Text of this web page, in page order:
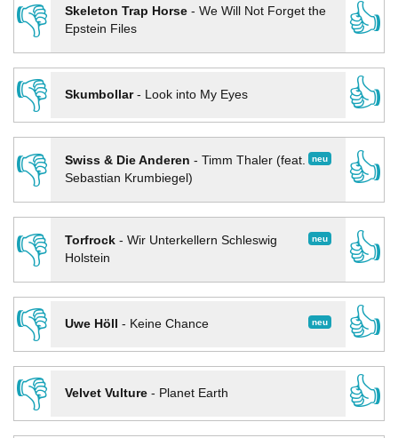
👎
Skeleton Trap Horse- We Will Not Forget the
Epstein Files
👍
👎
Skumbollar- Look into My Eyes
👍
👎
neu
Swiss & Die Anderen - Timm Thaler (feat.
Sebastian Krumbiegel)
👍
👎 neu
Torfrock- Wir Unterkellern Schleswig
Holstein
👍
👎
neu
Uwe Höll - Keine Chance
👍
👎
Velvet Vulture- Planet Earth
👍